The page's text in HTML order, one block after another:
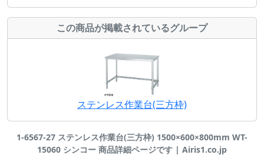
この商品が掲載されているグループ
ステンレス作業台(三方枠)
1-6567-27 ステンレス作業台(三方枠) 1500×600×800mm WT-
15060 シンコー 商品詳細ページです | Airis1.co.jp